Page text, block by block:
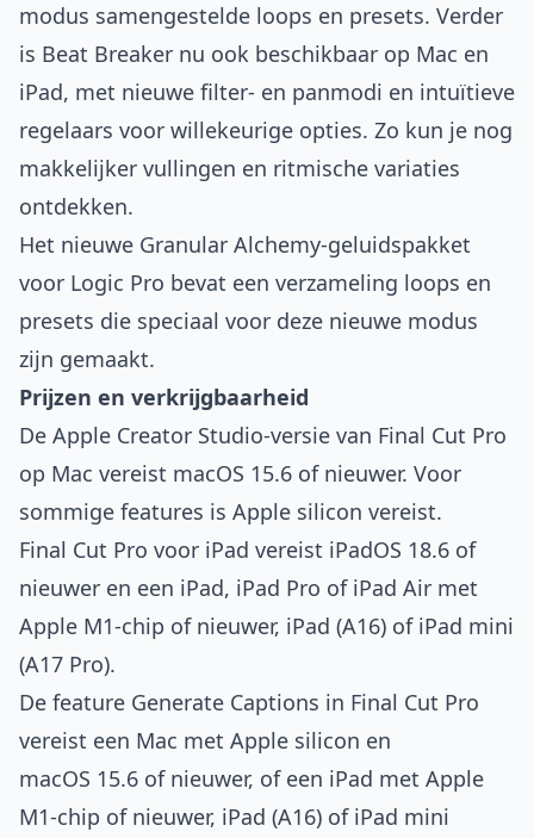
modus samengestelde loops en presets. Verder
is Beat Breaker nu ook beschikbaar op Mac en
iPad, met nieuwe filter- en panmodi en intuïtieve
regelaars voor willekeurige opties. Zo kun je nog
makkelijker vullingen en ritmische variaties
ontdekken.
Het nieuwe Granular Alchemy-geluids­pakket
voor Logic Pro bevat een verzameling loops en
presets die speciaal voor deze nieuwe modus
zijn gemaakt.
Prijzen en verkrijgbaarheid
De Apple Creator Studio-versie van Final Cut Pro
op Mac vereist macOS 15.6 of nieuwer. Voor
sommige features is Apple silicon vereist.
Final Cut Pro voor iPad vereist iPadOS 18.6 of
nieuwer en een iPad, iPad Pro of iPad Air met
Apple M1-chip of nieuwer, iPad (A16) of iPad mini
(A17 Pro).
De feature Generate Captions in Final Cut Pro
vereist een Mac met Apple silicon en
macOS 15.6 of nieuwer, of een iPad met Apple
M1-chip of nieuwer, iPad (A16) of iPad mini